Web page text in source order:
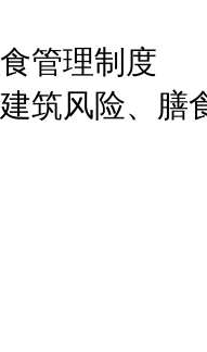
管理制度
筑风险、膳